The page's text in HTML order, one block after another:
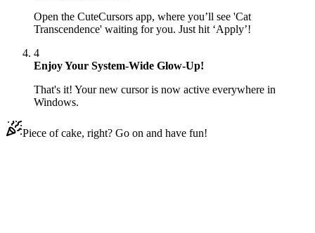
Open the CuteCursors app, where you’ll see 'Cat
Transcendence' waiting for you. Just hit ‘Apply’!
4
Enjoy Your System-Wide Glow-Up!
That's it! Your new cursor is now active everywhere in
Windows.
Piece of cake, right? Go on and have fun!